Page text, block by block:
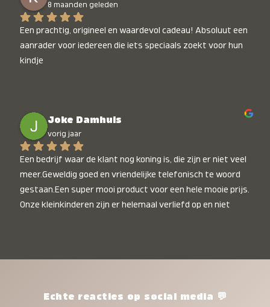
8 maanden geleden
Een prachtig, origineel en waardevol cadeau! Absoluut een
aanrader voor iedereen die iets speciaals zoekt voor hun
kindje
Joke Damhuis
vorig jaar
Een bedrijf waar de klant nog koning is, die zijn er niet veel
meer.Geweldig goed en vriendelijke telefonisch te woord
gestaan.Een super mooi product voor een hele mooie prijs.
Onze kleinkinderen zijn er helemaal verliefd op en niet
het waard.Echte reacties op social media 💬